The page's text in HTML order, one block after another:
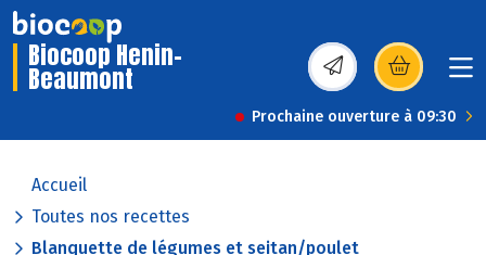
Biocoop Henin-
Beaumont (s’ouvre dans une
Prochaine ouverture à 09:30
Accueil
Toutes nos recettes
Blanquette de légumes et seitan/poulet